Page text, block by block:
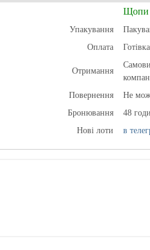
Щопи
Упакування
Оплата
Отримання
Повернення
Не
Бронювання
48
Нові лоти
в